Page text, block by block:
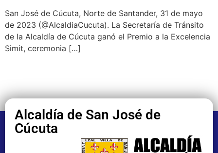
San José de Cúcuta, Norte de Santander, 31 de mayo
de 2023 (@AlcaldiaCucuta). La Secretaría de Tránsito
de la Alcaldía de Cúcuta ganó el Premio a la Excelencia
Simit, ceremonia […]
Alcaldía de San José de
Cúcuta